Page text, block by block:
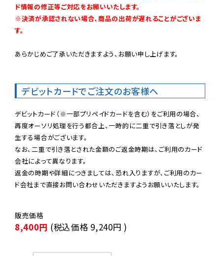
ド情報の修正等ご対応をお願いいたします。
※決済が承認されない場合、商品の出荷が遅れることがございま
す。
あらかじめご了承いただきますよう、お願い申し上げます。
デビットカードでご注文のお客様へ
デビットカード（※一部プリペイドカードを含む）をご利用の場合、
再度オーソリ処理を行う都合上、一時的に二重で引き落としが発
生する場合がございます。
なお、二重で引き落とされた金額のご返金時期は、ご利用のカード
会社によって異なります。
返金の時期や詳細につきましては、恐れ入りますが、ご利用のカー
ド会社まで直接お問い合わせいただきますようお願いいたします。
8,400円 (税込価格 9,240円 )